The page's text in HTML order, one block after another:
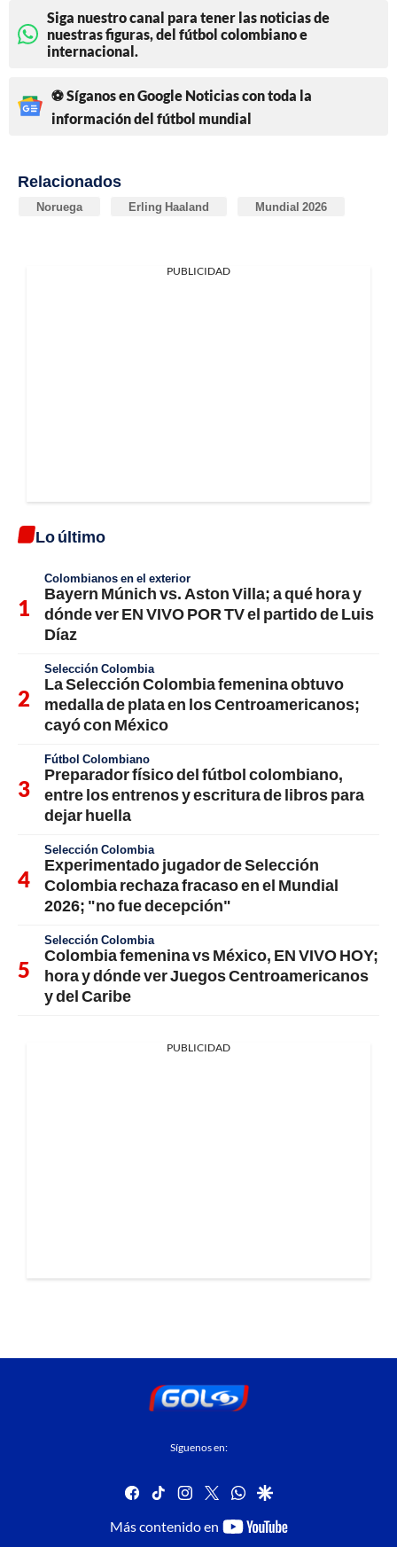
Siga nuestro canal para tener las noticias de
nuestras figuras, del fútbol colombiano e
internacional.
⚽ Síganos en Google Noticias con toda la
información del fútbol mundial
Relacionados
Noruega Erling Haaland Mundial 2026
PUBLICIDAD
Lo último
Colombianos en el exterior
Bayern Múnich vs. Aston Villa; a qué hora y
dónde ver EN VIVO POR TV el partido de Luis
Díaz
Selección Colombia
La Selección Colombia femenina obtuvo
medalla de plata en los Centroamericanos;
cayó con México
Fútbol Colombiano
Preparador físico del fútbol colombiano,
entre los entrenos y escritura de libros para
dejar huella
Selección Colombia
Experimentado jugador de Selección
Colombia rechaza fracaso en el Mundial
2026; "no fue decepción"
Selección Colombia
Colombia femenina vs México, EN VIVO HOY;
hora y dónde ver Juegos Centroamericanos
y del Caribe
PUBLICIDAD
Síguenos en:
facebook
tiktok instagram
twitterwhatsapp
google
Más contenido en
youtube-